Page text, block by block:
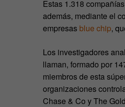
Estas 1.318
además, mediante el
empresas blue chip,
Los investigadores
llaman, formado por
miembros de esta
organizaciones
Chase & Co y The